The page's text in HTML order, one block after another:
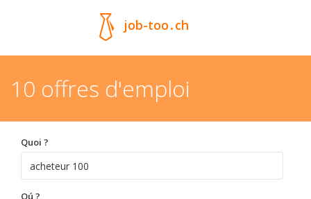
job-too.ch
10 offres d'emploi
Quoi ?
Oú ?